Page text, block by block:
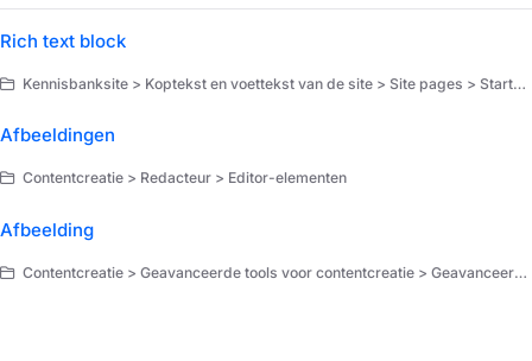
Rich text block
Kennisbanksite > Koptekst en voettekst van de site > Site pages > Startpagina
Afbeeldingen
Contentcreatie > Redacteur > Editor-elementen
Afbeelding
Contentcreatie > Geavanceerde tools voor contentcreatie > Geavanceerde elementen